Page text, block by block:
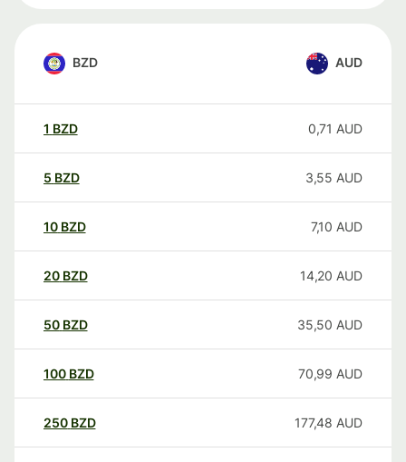
BZD AUD
1 BZD 0,71 AUD
5 BZD 3,55 AUD
10 BZD 7,10 AUD
20 BZD 14,20 AUD
50 BZD 35,50 AUD
100 BZD 70,99 AUD
250 BZD 177,48 AUD